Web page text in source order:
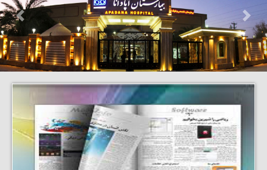
Next